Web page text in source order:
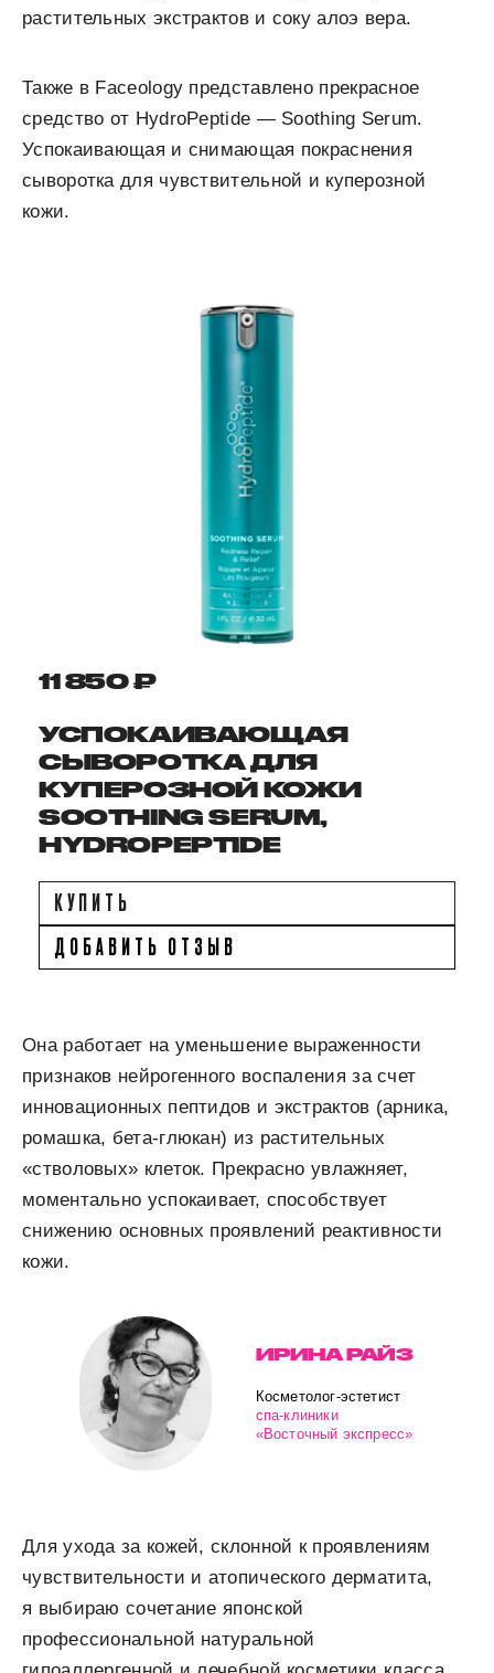
растительных экстрактов и соку алоэ вера.
Также в Faceology представлено прекрасное
средство от HydroPeptide — Soothing Serum.
Успокаивающая и снимающая покраснения
сыворотка для чувствительной и куперозной
кожи.
11 850 ₽
УСПОКАИВАЮЩАЯ
СЫВОРОТКА ДЛЯ
КУПЕРОЗНОЙ КОЖИ
SOOTHING SERUM,
HYDROPEPTIDE
КУПИТЬ
ДОБАВИТЬ ОТЗЫВ
Она работает на уменьшение выраженности
признаков нейрогенного воспаления за счет
инновационных пептидов и экстрактов (арника,
ромашка, бета-глюкан) из растительных
«стволовых» клеток. Прекрасно увлажняет,
моментально успокаивает, способствует
снижению основных проявлений реактивности
кожи.
ИРИНА РАЙЗ
Косметолог-эстетист
спа-клиники
«Восточный экспресс»
Для ухода за кожей, склонной к проявлениям
чувствительности и атопического дерматита,
я выбираю сочетание японской
профессиональной натуральной